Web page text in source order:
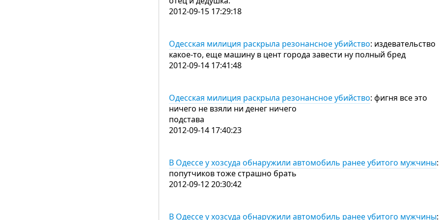
2012-09-15 17:29:18
Одесская милиция раскрыла резонансное убийство: издевательство
какое-то, еще машину в цент города завести ну полный бред
2012-09-14 17:41:48
Одесская милиция раскрыла резонансное убийство: фигня все это
ничего не взяли ни денег ничего
подстава
2012-09-14 17:40:23
В Одессе у хозсуда обнаружили автомобиль ранее убитого мужчины
попутчиков тоже страшно брать
2012-09-12 20:30:42
В Одессе у хозсуда обнаружили автомобиль ранее убитого мужчины: